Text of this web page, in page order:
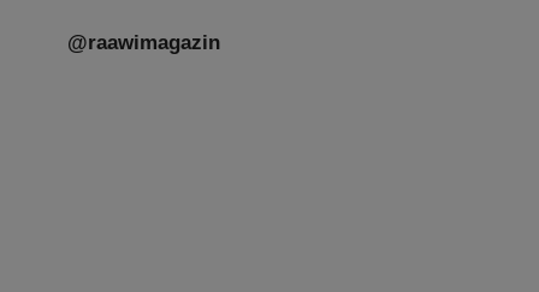
@raawimagazin